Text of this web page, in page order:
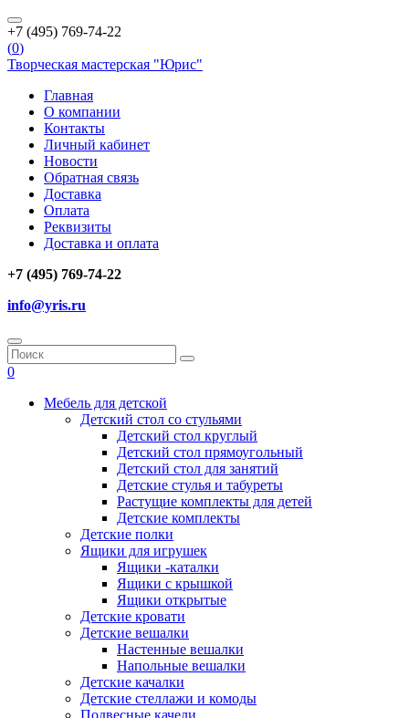
+7 (495) 769-74-22
(0)
Творческая мастерская "Юрис"
Главная
О компании
Контакты
Личный кабинет
Новости
Обратная связь
Доставка
Оплата
Реквизиты
Доставка и оплата
+7 (495) 769-74-22
info@yris.ru
0
Мебель для детской
Детский стол со стульями
Детский стол круглый
Детский стол прямоугольный
Детский стол для занятий
Детские стулья и табуреты
Растущие комплекты для детей
Детские комплекты
Детские полки
Ящики для игрушек
Ящики -каталки
Ящики с крышкой
Ящики открытые
Детские кровати
Детские вешалки
Настенные вешалки
Напольные вешалки
Детские качалки
Детские стеллажи и комоды
Подвесные качели